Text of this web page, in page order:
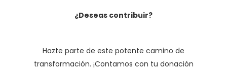
¿Deseas contribuir?
Hazte parte de este potente camino de
transformación. ¡Contamos con tu donación